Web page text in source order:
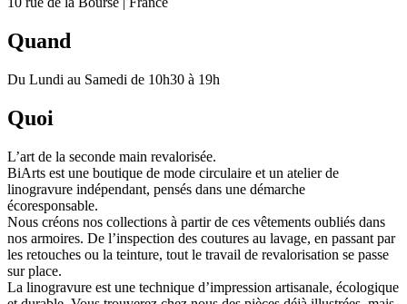
Quand
Du Lundi au Samedi de 10h30 à 19h
Quoi
L’art de la seconde main revalorisée.
BiArts est une boutique de mode circulaire et un atelier de
linogravure indépendant, pensés dans une démarche
écoresponsable.
Nous créons nos collections à partir de ces vêtements oubliés dans
nos armoires. De l’inspection des coutures au lavage, en passant par
les retouches ou la teinture, tout le travail de revalorisation se passe
sur place.
La linogravure est une technique d’impression artisanale, écologique